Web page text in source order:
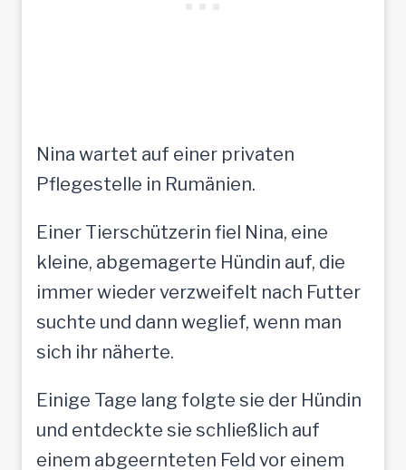
Nina wartet auf einer privaten
Pflegestelle in Rumänien.
Einer Tierschützerin fiel Nina, eine
kleine, abgemagerte Hündin auf, die
immer wieder verzweifelt nach Futter
suchte und dann weglief, wenn man
sich ihr näherte.
Einige Tage lang folgte sie der Hündin
und entdeckte sie schließlich auf
einem abgeernteten Feld vor einem